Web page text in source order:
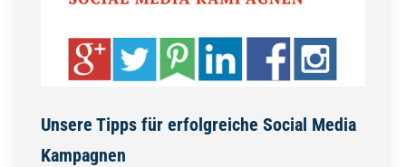
Unsere Tipps für erfolgreiche Social Media
Kampagnen